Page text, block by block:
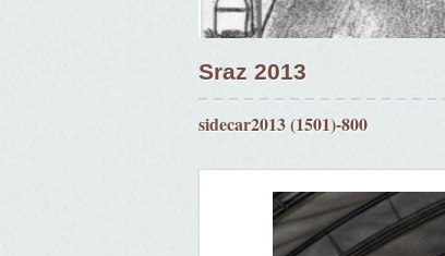
Sraz 2013
sidecar2013 (1501)-800